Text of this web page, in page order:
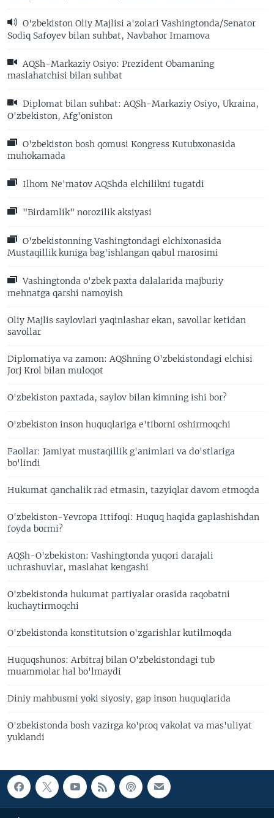
O'zbekiston Oliy Majlisi a'zolari Vashingtonda/Senator
Sodiq Safoyev bilan suhbat, Navbahor Imamova
AQSh-Markaziy Osiyo: Prezident Obamaning
maslahatchisi bilan suhbat
Diplomat bilan suhbat: AQSh-Markaziy Osiyo, Ukraina,
O'zbekiston, Afg'oniston
O'zbekiston bosh qomusi Kongress Kutubxonasida
muhokamada
Ilhom Ne'matov AQShda elchilikni tugatdi
"Birdamlik" norozilik aksiyasi
O'zbekistonning Vashingtondagi elchixonasida
Mustaqillik kuniga bag'ishlangan qabul marosimi
Vashingtonda o'zbek paxta dalalarida majburiy
mehnatga qarshi namoyish
Oliy Majlis saylovlari yaqinlashar ekan, savollar ketidan
savollar
Diplomatiya va zamon: AQShning O'zbekistondagi elchisi
Jorj Krol bilan muloqot
O'zbekiston paxtada, saylov bilan kimning ishi bor?
O'zbekiston inson huquqlariga e'tiborni oshirmoqchi
Faollar: Jamiyat mustaqillik g'animlari va do'stlariga
bo'lindi
Hukumat qanchalik rad etmasin, tazyiqlar davom etmoqda
O'zbekiston-Yevropa Ittifoqi: Huquq haqida gaplashishdan
foyda bormi?
AQSh-O'zbekiston: Vashingtonda yuqori darajali
uchrashuvlar, maslahat kengashi
O'zbekistonda hukumat partiyalar orasida raqobatni
kuchaytirmoqchi
O'zbekistonda konstitutsion o'zgarishlar kutilmoqda
Huquqshunos: Arbitraj bilan O'zbekistondagi tub
muammolar hal bo'lmaydi
Diniy mahbusmi yoki siyosiy, gap inson huquqlarida
O'zbekistonda bosh vazirga ko'proq vakolat va mas'uliyat
yuklandi